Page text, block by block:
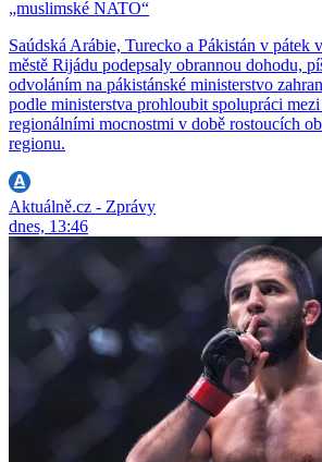
„muslimské NATO“
Saúdská Arábie, Turecko a Pákistán v pátek
městě Rijádu podepsaly obrannou dohodu,
odvoláním na pákistánské ministerstvo
podle ministerstva prohloubit spolupráci
regionálními mocnostmi v době rostoucích
regionu.
Aktuálně.cz - Zprávy
dnes, 13:46